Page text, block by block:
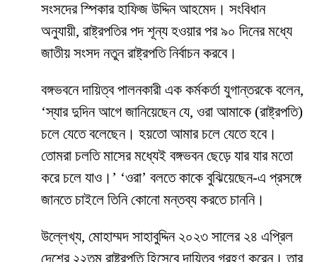
সংসদের স্পিকার হাফিজ উদ্দিন আহমেদ। সংবিধান
অনুযায়ী, রাষ্ট্রপতির পদ শূন্য হওয়ার পর ৯০ দিনের মধ্যে
জাতীয় সংসদ নতুন রাষ্ট্রপতি নির্বাচন করবে।
বঙ্গভবনে দায়িত্ব পালনকারী এক কর্মকর্তা যুগান্তরকে বলেন,
‘স্যার দুদিন আগে জানিয়েছেন যে, ওরা আমাকে (রাষ্ট্রপতি)
চলে যেতে বলেছেন। হয়তো আমার চলে যেতে হবে।
তোমরা চলতি মাসের মধ্যেই বঙ্গভবন ছেড়ে যার যার মতো
করে চলে যাও।’ ‘ওরা’ বলতে কাকে বুঝিয়েছেন-এ প্রসঙ্গে
জানতে চাইলে তিনি কোনো মন্তব্য করতে চাননি।
উল্লেখ্য, মোহাম্মদ সাহাবুদ্দিন ২০২৩ সালের ২৪ এপ্রিল